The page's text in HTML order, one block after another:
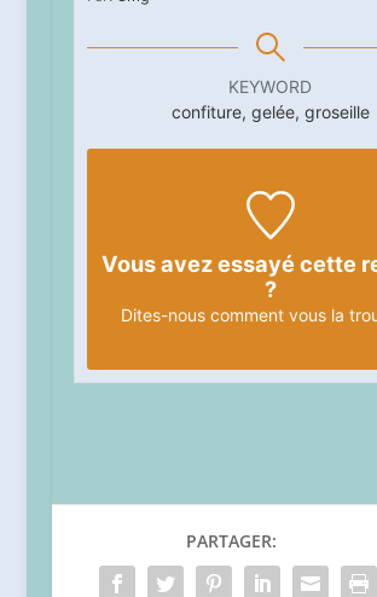
KEYWORD
confiture, gelée, groseille
Vous avez essayé cette
?
Dites-nous comment vous la
PARTAGER: